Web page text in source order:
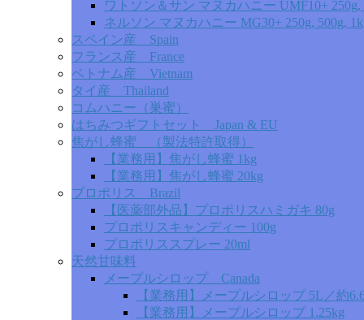
ワトソン＆サン マヌカハニー UMF10+ 250g,
ネルソン マヌカハニー MG30+ 250g, 500g,
スペイン産 Spain
フランス産 France
ベトナム産 Vietnam
タイ産 Thailand
コムハニー（巣蜜）
はちみつギフトセット Japan & EU
焦がし蜂蜜 （製法特許取得）
【業務用】焦がし蜂蜜 1kg
【業務用】焦がし蜂蜜 20kg
プロポリス Brazil
【医薬部外品】プロポリスハミガキ 80g
プロポリスキャンディー 100g
プロポリススプレー 20ml
天然甘味料
メープルシロップ Canada
【業務用】メープルシロップ 5L／約
【業務用】メープルシロップ 1.25kg